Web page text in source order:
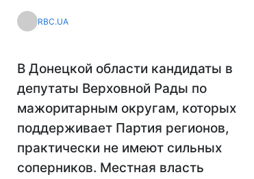
RBC.UA
В Донецкой области кандидаты в
депутаты Верховной Рады по
мажоритарным округам, которых
поддерживает Партия регионов,
практически не имеют сильных
соперников. Местная власть